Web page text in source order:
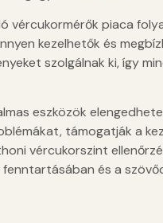
vércukormérők piaca
kezelhetők és
szolgálnak ki, így
eszközök
támogatják a
vércukorszint
és a